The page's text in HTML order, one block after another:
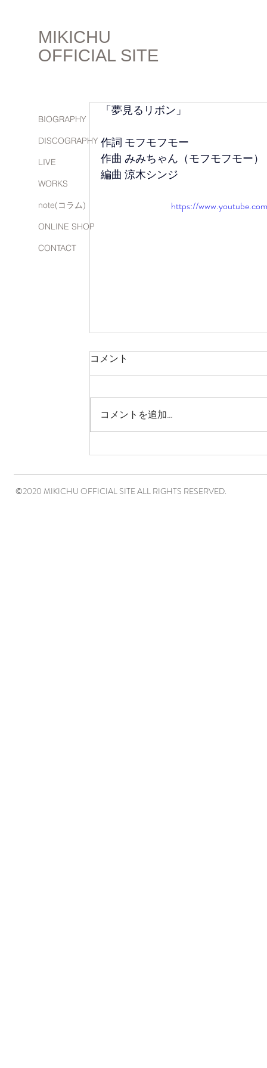
BIOGRAPHY
DISCOGRAPHY
LIVE
WORKS
note(コラム)
ONLINE SHOP
CONTACT
MIKICHU
OFFICIAL SITE
「夢見るリボン」
作詞 モフモフモー
作曲 みみちゃん（モフモフモー）
編曲 涼木シンジ
https://
コメント
コメントを追加…
©2020 MIKICHU OFFICIAL SITE ALL RIGHTS RESERVED.